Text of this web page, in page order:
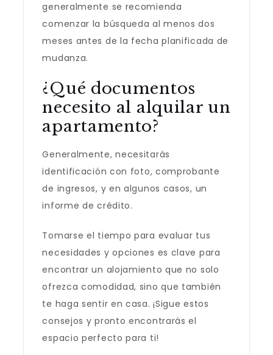
generalmente se recomienda
comenzar la búsqueda al menos dos
meses antes de la fecha planificada de
mudanza.
¿Qué documentos
necesito al alquilar un
apartamento?
Generalmente, necesitarás
identificación con foto, comprobante
de ingresos, y en algunos casos, un
informe de crédito.
Tomarse el tiempo para evaluar tus
necesidades y opciones es clave para
encontrar un alojamiento que no solo
ofrezca comodidad, sino que también
te haga sentir en casa. ¡Sigue estos
consejos y pronto encontrarás el
espacio perfecto para ti!